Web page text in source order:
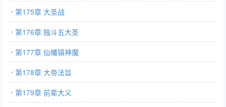
第175章 大圣战
第176章 独斗五大圣
第177章 仙幡镇神魔
第178章 大帝法旨
第179章 前辈大义